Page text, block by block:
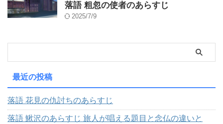
落語 粗忽の使者のあらすじ
2025/7/9
最近の投稿
落語 花見の仇討ちのあらすじ
落語 鰍沢のあらすじ 旅人が唱える題目と念仏の違いと